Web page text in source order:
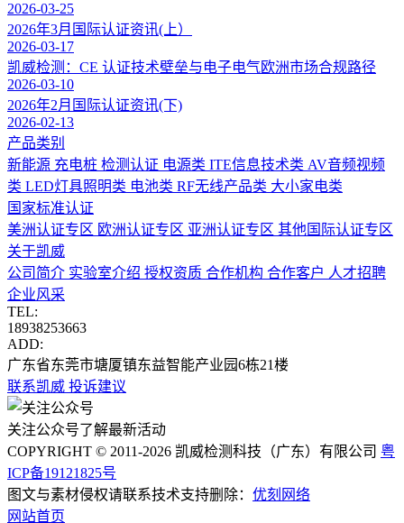
2026-03-25
2026年3月国际认证资讯(上）
2026-03-17
凯威检测：CE 认证技术壁垒与电子电气欧洲市场合规路径
2026-03-10
2026年2月国际认证资讯(下)
2026-02-13
产品类别
新能源 充电桩 检测认证 电源类 ITE信息技术类 AV音频视频
类 LED灯具照明类 电池类 RF无线产品类 大小家电类
国家标准认证
美洲认证专区 欧洲认证专区 亚洲认证专区 其他国际认证专区
关于凯威
公司简介 实验室介绍 授权资质 合作机构 合作客户 人才招聘
企业风采
TEL:
18938253663
ADD:
广东省东莞市塘厦镇东益智能产业园6栋21楼
联系凯威 投诉建议
关注公众号了解最新活动
COPYRIGHT © 2011-2026 凯威检测科技（广东）有限公司 粤
ICP备19121825号
图文与素材侵权请联系技术支持删除： 优刻网络
网站首页